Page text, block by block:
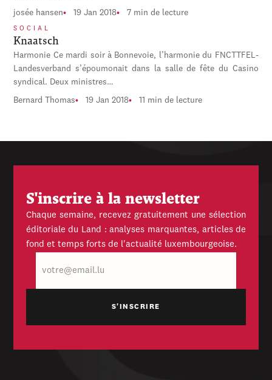
josée hansen 19 Jan 2018 7 min de lecture
SOCIAL
Knaatsch
Harmonie Ce mardi soir à Bonnevoie, l’harmonie du FNCTTFEL-
Landesverband s’époumonait dans la salle de fête du Casino
syndical. Deux ministres…
Bernard Thomas 19 Jan 2018 11 min de lecture
S'inscrire à la newsletter
Chaque semaine, recevez gratuitement une sélection
éditoriale du Land : analyses marquantes, articles de
fond et temps forts de l'actualité luxembourgeoise.
mail